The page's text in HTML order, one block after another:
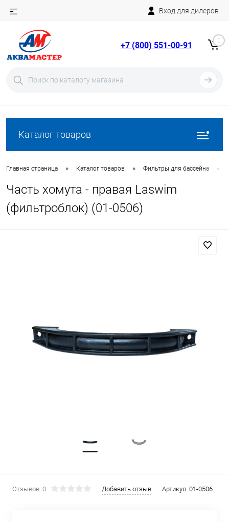
Вход для дилеров
+7 (800) 551-00-91 0
Каталог товаров
Главная страница • Каталог товаров • Фильтры для бассейна •
Часть хомута - правая Laswim
(фильтроблок) (01-0506)
Отзывов: 0 Добавить отзыв Артикул: 01-0506